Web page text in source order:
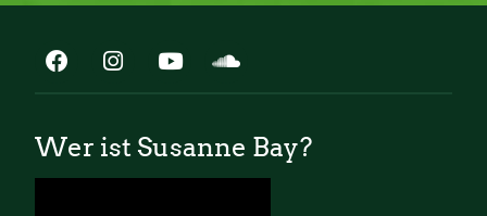
Wer ist Susanne Bay?